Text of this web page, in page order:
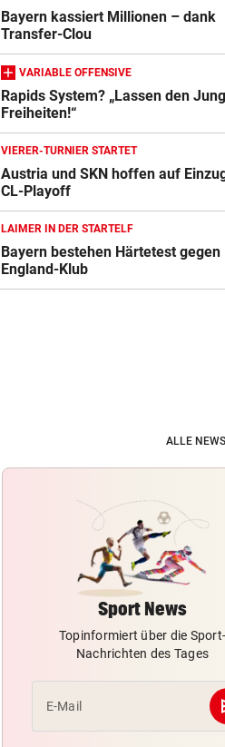
Der Tag danach:
„Es sieht aus wie
am Schlachtfeld“
Sager
gegen
Bayern kassiert Millionen – dank
Transfer-Clou
VARIABLE OFFENSIVE
Rapids System? „Lassen den
Freiheiten!“
VIERER-TURNIER STARTET
Austria und SKN hoffen auf
CL-Playoff
LAIMER IN DER STARTELF
Bayern bestehen Härtetest gegen
England-Klub
ALLE
Sport News
Topinformiert über die
Nachrichten des Tages
E-Mail